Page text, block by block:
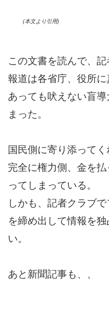
(本文より引用)
この文書を読んで、
報道は各省庁、役所
あっても吠えない盲
まった。
国民側に寄り添ってく
完全に権力側、金を
ってしまっている。
しかも、記者クラブ
を締め出して情報を
い。
あと新聞記事も、、